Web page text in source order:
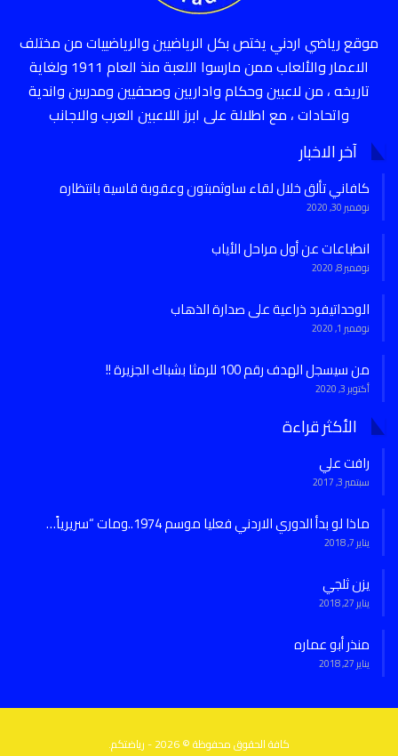
موقع رياضي اردني يختص بكل الرياضيين والرياضييات من مختلف
الاعمار والألعاب ممن مارسوا اللعبة منذ العام 1911 ولغاية
تاريخه ، من لاعبين وحكام واداريين وصحفيين ومدربين واندية
واتحادات ، مع اطلالة على ابرز اللاعبين العرب والاجانب
آخر الاخبار
كافاني تألق خلال لقاء ساوثمبتون وعقوبة قاسية بانتظاره
نوفمبر 30, 2020
انطباعات عن أول مراحل الأياب
نوفمبر 8, 2020
الوحداتيفرد ذراعية على صدارة الذهاب
نوفمبر 1, 2020
من سيسجل الهدف رقم 100 للرمثا بشباك الجزيرة !!
أكتوبر 3, 2020
الأكثر قراءة
رافت علي
سبتمبر 3, 2017
ماذا لو بدأ الدوري الاردني فعليا موسم 1974..ومات “سريرياً…
يناير 7, 2018
يزن ثلجي
يناير 27, 2018
منذر أبو عماره
يناير 27, 2018
كافة الحقوق محفوظة © 2026 - رياضتكم.